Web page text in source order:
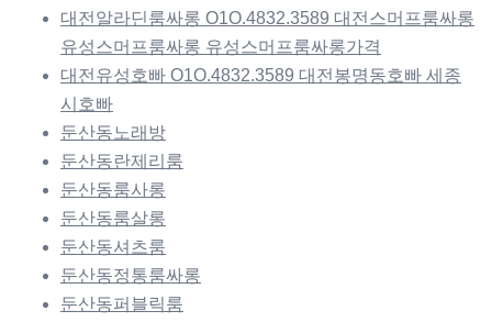
대전알라딘룸싸롱 O1O.4832.3589 대전스머프룸싸롱
유성스머프룸싸롱 유성스머프룸싸롱가격
대전유성호빠 O1O.4832.3589 대전봉명동호빠 세종
시호빠
둔산동노래방
둔산동란제리룸
둔산동룸사롱
둔산동룸살롱
둔산동셔츠룸
둔산동정통룸싸롱
둔산동퍼블릭룸